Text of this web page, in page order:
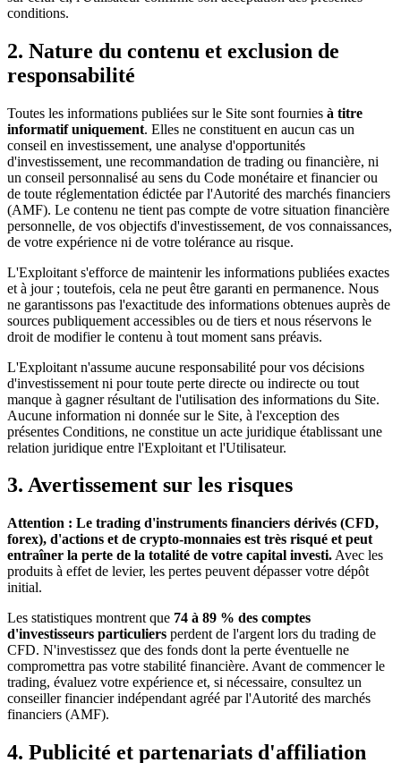
conditions.
2. Nature du contenu et exclusion de
responsabilité
Toutes les informations publiées sur le Site sont fournies à titre
informatif uniquement. Elles ne constituent en aucun cas un
conseil en investissement, une analyse d'opportunités
d'investissement, une recommandation de trading ou financière, ni
un conseil personnalisé au sens du Code monétaire et financier ou
de toute réglementation édictée par l'Autorité des marchés financiers
(AMF). Le contenu ne tient pas compte de votre situation financière
personnelle, de vos objectifs d'investissement, de vos connaissances,
de votre expérience ni de votre tolérance au risque.
L'Exploitant s'efforce de maintenir les informations publiées exactes
et à jour ; toutefois, cela ne peut être garanti en permanence. Nous
ne garantissons pas l'exactitude des informations obtenues auprès de
sources publiquement accessibles ou de tiers et nous réservons le
droit de modifier le contenu à tout moment sans préavis.
L'Exploitant n'assume aucune responsabilité pour vos décisions
d'investissement ni pour toute perte directe ou indirecte ou tout
manque à gagner résultant de l'utilisation des informations du Site.
Aucune information ni donnée sur le Site, à l'exception des
présentes Conditions, ne constitue un acte juridique établissant une
relation juridique entre l'Exploitant et l'Utilisateur.
3. Avertissement sur les risques
Attention : Le trading d'instruments financiers dérivés (CFD,
forex), d'actions et de crypto-monnaies est très risqué et peut
entraîner la perte de la totalité de votre capital investi. Avec les
produits à effet de levier, les pertes peuvent dépasser votre dépôt
initial.
Les statistiques montrent que 74 à 89 % des comptes
d'investisseurs particuliers perdent de l'argent lors du trading de
CFD. N'investissez que des fonds dont la perte éventuelle ne
compromettra pas votre stabilité financière. Avant de commencer le
trading, évaluez votre expérience et, si nécessaire, consultez un
conseiller financier indépendant agréé par l'Autorité des marchés
financiers (AMF).
4. Publicité et partenariats d'affiliation